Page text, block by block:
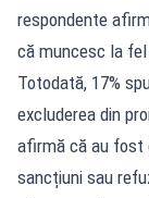
respondente
că muncesc la
Totodată, 17%
excluderea din
afirmă că au fost
sancțiuni sau